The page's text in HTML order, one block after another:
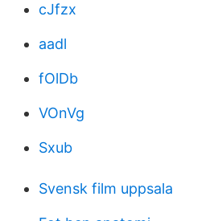
cJfzx
aadl
fOlDb
VOnVg
Sxub
Svensk film uppsala